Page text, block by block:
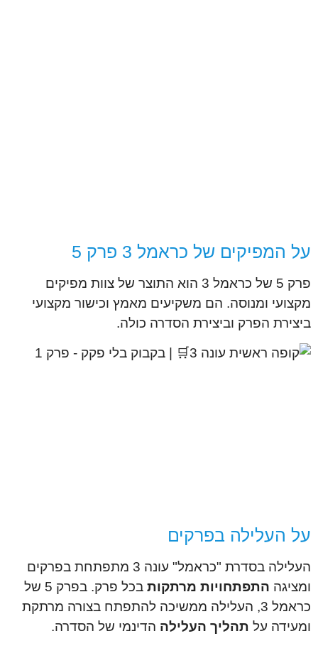
על המפיקים של כראמל 3 פרק 5
פרק 5 של כראמל 3 הוא התוצר של צוות מפיקים
מקצועי ומנוסה. הם משקיעים מאמץ וכישור מקצועי
ביצירת הפרק וביצירת הסדרה כולה.
על העלילה בפרקים
העלילה בסדרת "כראמל" עונה 3 מתפתחת בפרקים
ומציגה התפתחויות מרתקות
בכל פרק. בפרק 5 של
כראמל 3, העלילה ממשיכה להתפתח בצורה מרתקת
ומעידה על תהליך העלילה הדינמי של הסדרה.